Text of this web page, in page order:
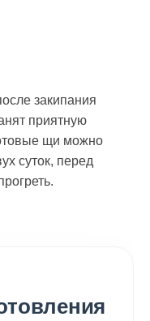
закипания
приятную
щи можно
суток, перед